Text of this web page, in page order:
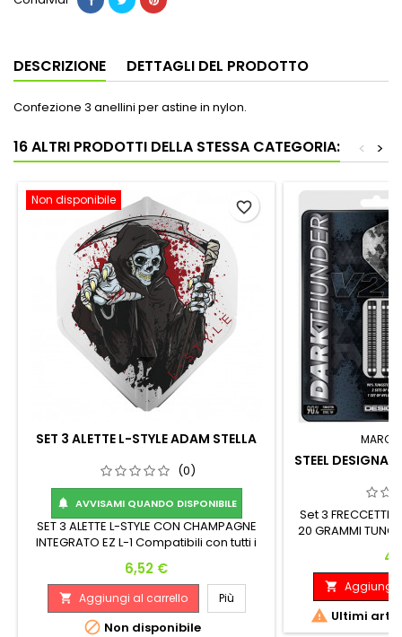
DESCRIZIONE DETTAGLI DEL PRODOTTO
Confezione 3 anellini per astine in nylon.
16 ALTRI PRODOTTI DELLA STESSA CATEGORIA: >
<
Non disponibile
SET 3 ALETTE L-STYLE ADAM STELLA
(0)
 AVVISAMI QUANDO DISPONIBILE
SET 3 ALETTE L-STYLE CON CHAMPAGNE
INTEGRATO EZ L-1 Compatibili con tutti i
Prezzo
6,52 €
 Aggiungi al carrello Più
 Non disponibile
favorite_border
STEEL DESIGNA
Set 3 FRECCETTE
20 GRAMMI
 Aggiungi
 Ultimi